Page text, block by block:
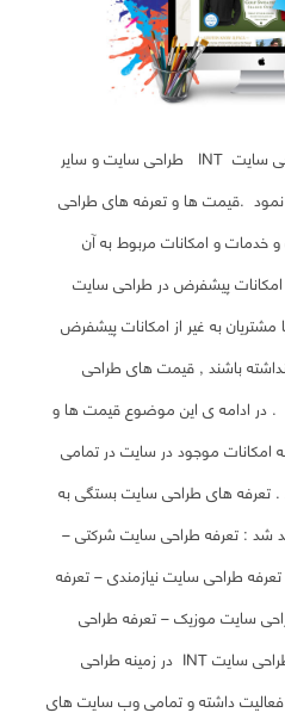
تعرفه طراحی سایت : شرکت طراحی سایت INT طراحی سایت و سایر
نمود .قیمت ها و تعرفه های طراحی
و امکانات مربوط به آن
پیشفرض در طراحی سایت
به غیر از امکانات پیشفرض
باشند , قیمت های طراحی
در ادامه ی این موضوع قیمت ها و
امکانات موجود در سایت در تمامی
.تعرفه های طراحی سایت بستگی به
شد : تعرفه طراحی سایت شرکتی –
طراحی سایت نیازمندی – تعرفه
سایت موزیک – تعرفه طراحی
شرکت طراحی سایت INT در زمینه طراحی
داشته و تمامی وب سایت های